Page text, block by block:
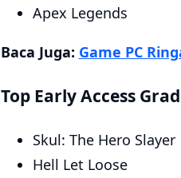
Apex Legends
Baca Juga: Game PC
Top Early Access
Skul: The Hero Slayer
Hell Let Loose